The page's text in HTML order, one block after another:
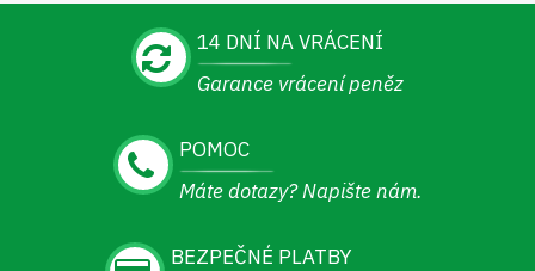
14 DNÍ NA VRÁCENÍ
Garance vrácení peněz
POMOC
Máte dotazy? Napište nám.
BEZPEČNÉ PLATBY